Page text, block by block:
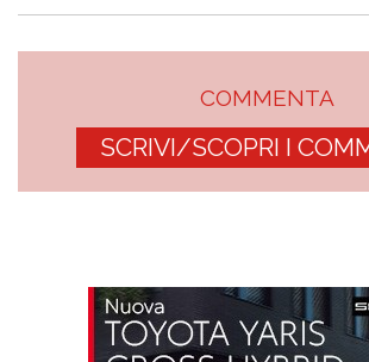
COMMENTA
SCRIVI/SCOPRI I